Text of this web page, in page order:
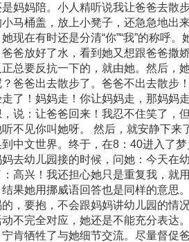
是妈妈陪。小人精听说我让爸爸去散
小马桶盖，放上小凳子，还急急地出
现在有时还是分清“你”“我”的称呼
爸放好了水，看到她又想跟爸爸撒
正总要反抗一下的，就由她。然后，
爸爸出去散步了。爸爸不出去散步
了！妈妈走！你让妈妈走，那妈妈
说：让爸爸回来！我忍不住笑了，
听不见你叫她呀。 然后，就安静下来
中文世界。终于，在8：40进入了
妈去幼儿园接的时候，问她：今天在
：高兴！我还担心她只是重复我，就
结果她用挪威语回答也是同样的意思
的，要抱，不会跟妈妈讲幼儿园的情
动不完全对应，她还是不能充分表达
宁肯牺牲了与她细节交流。尽量督促